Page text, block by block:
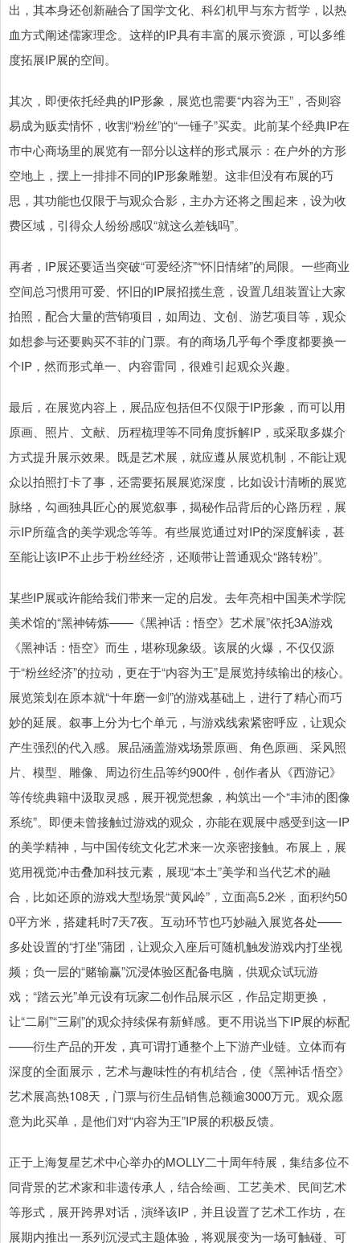
出，其本身还创新融合了国学文化、科幻机甲与东方哲学，以热
血方式阐述儒家理念。这样的IP具有丰富的展示资源，可以多维
度拓展IP展的空间。
其次，即便依托经典的IP形象，展览也需要“内容为王”，否则容
易成为贩卖情怀，收割“粉丝”的“一锤子”买卖。此前某个经典IP在
市中心商场里的展览有一部分以这样的形式展示：在户外的方形
空地上，摆上一排排不同的IP形象雕塑。这非但没有布展的巧
思，其功能也仅限于与观众合影，主办方还将之围起来，设为收
费区域，引得众人纷纷感叹“就这么差钱吗”。
再者，IP展还要适当突破“可爱经济”“怀旧情绪”的局限。一些商业
空间总习惯用可爱、怀旧的IP展招揽生意，设置几组装置让大家
拍照，配合大量的营销项目，如周边、文创、游艺项目等，观众
如想参与还要购买不菲的门票。有的商场几乎每个季度都要换一
个IP，然而形式单一、内容雷同，很难引起观众兴趣。
最后，在展览内容上，展品应包括但不仅限于IP形象，而可以用
原画、照片、文献、历程梳理等不同角度拆解IP，或采取多媒介
方式提升展示效果。既是艺术展，就应遵从展览机制，不能让观
众以拍照打卡了事，还需要拓展展览深度，比如设计清晰的展览
脉络，勾画独具匠心的展览叙事，揭秘作品背后的心路历程，展
示IP所蕴含的美学观念等等。有些展览通过对IP的深度解读，甚
至能让该IP不止步于粉丝经济，还顺带让普通观众“路转粉”。
某些IP展或许能给我们带来一定的启发。去年亮相中国美术学院
美术馆的“黑神铸炼——《黑神话：悟空》艺术展”依托3A游戏
《黑神话：悟空》而生，堪称现象级。该展的火爆，不仅仅源
于“粉丝经济”的拉动，更在于“内容为王”是展览持续输出的核心。
展览策划在原本就“十年磨一剑”的游戏基础上，进行了精心而巧
妙的延展。叙事上分为七个单元，与游戏线索紧密呼应，让观众
产生强烈的代入感。展品涵盖游戏场景原画、角色原画、采风照
片、模型、雕像、周边衍生品等约900件，创作者从《西游记》
等传统典籍中汲取灵感，展开视觉想象，构筑出一个“丰沛的图像
系统”。即便未曾接触过游戏的观众，亦能在观展中感受到这一IP
的美学精神，与中国传统文化艺术来一次亲密接触。布展上，展
览用视觉冲击叠加科技元素，展现“本土”美学和当代艺术的融
合，比如还原的游戏大型场景“黄风岭”，立面高5.2米，面积约50
0平方米，搭建耗时7天7夜。互动环节也巧妙融入展览各处——
多处设置的“打坐”蒲团，让观众入座后可随机触发游戏内打坐视
频；负一层的“赌输赢”沉浸体验区配备电脑，供观众试玩游
戏；“踏云光”单元设有玩家二创作品展示区，作品定期更换，
让“二刷”“三刷”的观众持续保有新鲜感。更不用说当下IP展的标配
——衍生产品的开发，真可谓打通整个上下游产业链。立体而有
深度的全面展示，艺术与趣味性的有机结合，使《黑神话·悟空》
艺术展高热108天，门票与衍生品销售总额逾3000万元。观众愿
意为此买单，是他们对“内容为王”IP展的积极反馈。
正于上海复星艺术中心举办的MOLLY二十周年特展，集结多位不
同背景的艺术家和非遗传承人，结合绘画、工艺美术、民间艺术
等形式，展开跨界对话，演绎该IP，并且设置了艺术工作坊，在
展期内推出一系列沉浸式主题体验，将观展变为一场可触碰、可